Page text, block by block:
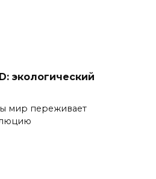
экологический
мир переживает